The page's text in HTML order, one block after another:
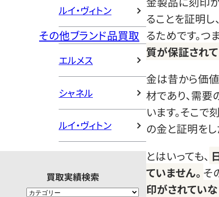
ルイ・ヴィトン
その他ブランド品買取
エルメス
シャネル
ルイ・ヴィトン
買取実績検索
ることを証明
るためです。つ
質が保証され
金は昔から価
材であり、需
います。そこで
の金と証明をし
とはいっても、
ていません。 そ
印がされてい